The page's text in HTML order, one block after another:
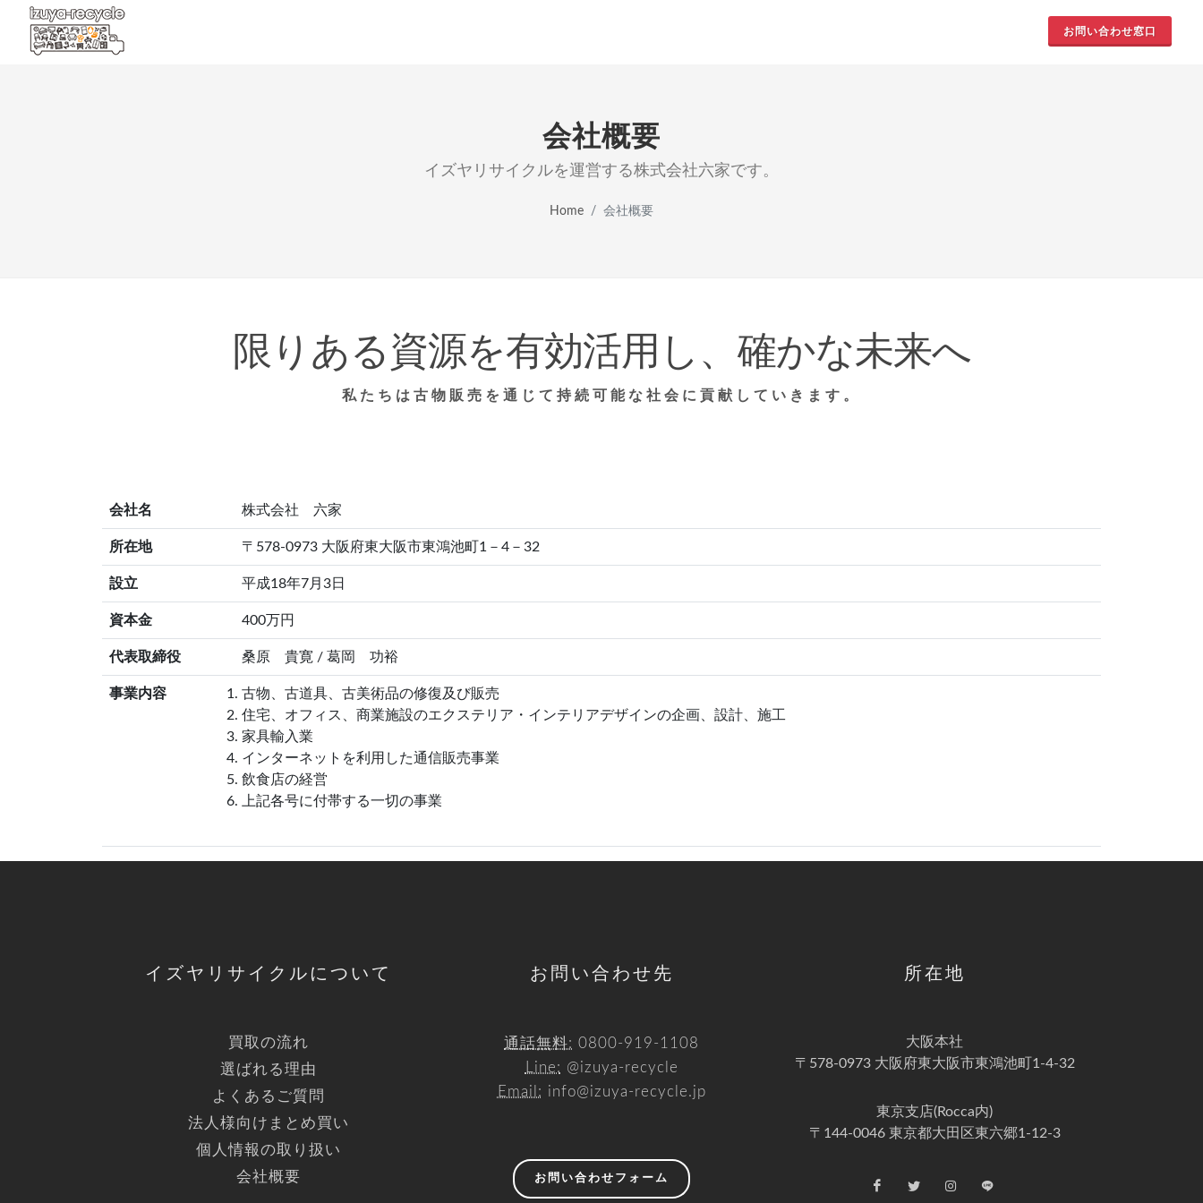
お問い合わせ窓口
会社概要
イズヤリサイクルを運営する株式会社六家です。
Home 会社概要
限りある資源を有効活用し、確かな未来へ
私たちは古物販売を通じて持続可能な社会に貢献していきます。
会社名 株式会社 六家
所在地 〒578-0973 大阪府東大阪市東鴻池町1－4－32
設立 平成18年7月3日
資本金 400万円
代表取締役 桑原 貴寛 / 葛岡 功裕
事業内容
古物、古道具、古美術品の修復及び販売
住宅、オフィス、商業施設のエクステリア・インテリアデザインの企画、設計、施工
家具輸入業
インターネットを利用した通信販売事業
飲食店の経営
上記各号に付帯する一切の事業
イズヤリサイクルについて
買取の流れ
選ばれる理由
よくあるご質問
法人様向けまとめ買い
個人情報の取り扱い
会社概要
お問い合わせ先
通話無料: 0800-919-1108
Line: @izuya-recycle
Email: info@izuya-recycle.jp
お問い合わせフォーム
所在地
大阪本社
〒578-0973 大阪府東大阪市東鴻池町1-4-32
東京支店(Rocca内)
〒144-0046 東京都大田区東六郷1-12-3